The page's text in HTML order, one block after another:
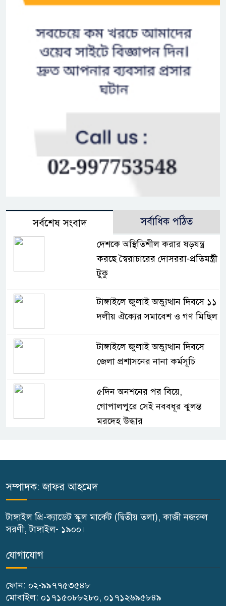
সর্বশেষ সংবাদ সর্বাধিক পঠিত
দেশকে অস্থিতিশীল করার ষড়যন্ত্র
করছে স্বৈরাচারের দোসররা-প্রতিমন্ত্রী
টুকু
টাঙ্গাইলে জুলাই অভ্যুত্থান দিবসে ১১
দলীয় ঐক্যের সমাবেশ ও গণ মিছিল
টাঙ্গাইলে জুলাই অভ্যুত্থান দিবসে
জেলা প্রশাসনের নানা কর্মসূচি
৫দিন অনশনের পর বিয়ে,
গোপালপুরে সেই নববধূর ঝুলন্ত
মরদেহ উদ্ধার
ফ্রি ব্লাড গ্রুপিং ক্যাম্পেইন
গোপালপুরে কৃষক দলের বিজয়
সম্পাদক: জাফর আহমেদ
টাঙ্গাইল প্রি-ক্যাডেট স্কুল মার্কেট (দ্বিতীয় তলা), কাজী নজরুল
সরণী, টাঙ্গাইল- ১৯০০।
যোগাযোগ
ফোন: ০২-৯৯৭৭৫৩৫৪৮
মোবাইল: ০১৭১৫০৮৮২৮০, ০১৭১২৬৯৫৮৪৯